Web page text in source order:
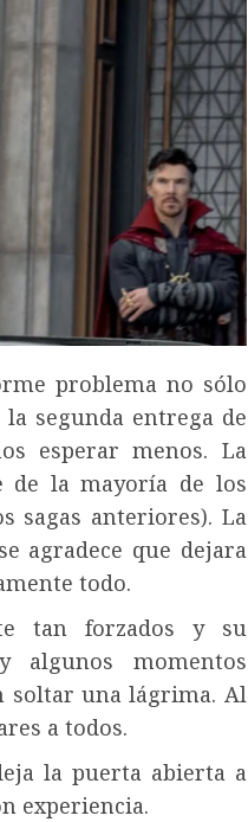
problema no sólo
segunda entrega de
esperar menos. La
de la mayoría de los
sagas anteriores). La
agradece que dejara
todo.
tan forzados y su
algunos momentos
soltar una lágrima. Al
a todos.
la puerta abierta a
experiencia.